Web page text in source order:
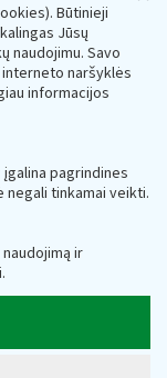
Būtinieji
Jūsų
naudojimu. Savo
naršyklės
informacijos
pagrindines
negali tinkamai veikti.
ir
el.paštas:
Lietuvos
Juridinių